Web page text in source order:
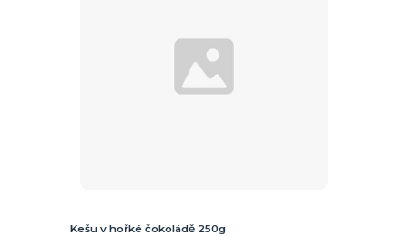
Kešu v hořké čokoládě 250g